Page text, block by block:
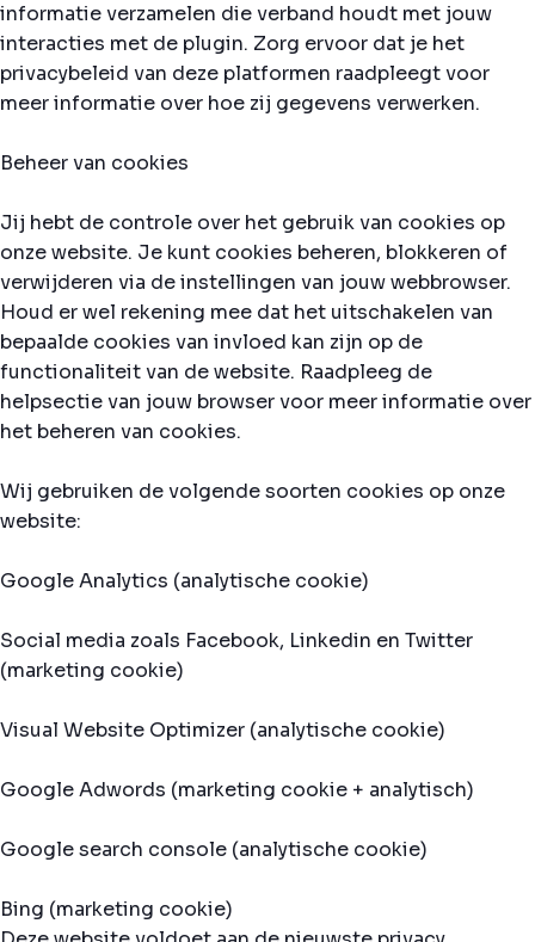
informatie verzamelen die verband houdt met jouw
interacties met de plugin. Zorg ervoor dat je het
privacybeleid van deze platformen raadpleegt voor
meer informatie over hoe zij gegevens verwerken.
Beheer van cookies
Jij hebt de controle over het gebruik van cookies op
onze website. Je kunt cookies beheren, blokkeren of
verwijderen via de instellingen van jouw webbrowser.
Houd er wel rekening mee dat het uitschakelen van
bepaalde cookies van invloed kan zijn op de
functionaliteit van de website. Raadpleeg de
helpsectie van jouw browser voor meer informatie over
het beheren van cookies.
Wij gebruiken de volgende soorten cookies op onze
website:
Google Analytics (analytische cookie)
Social media zoals Facebook, Linkedin en Twitter
(marketing cookie)
Visual Website Optimizer (analytische cookie)
Google Adwords (marketing cookie + analytisch)
Google search console (analytische cookie)
Bing (marketing cookie)